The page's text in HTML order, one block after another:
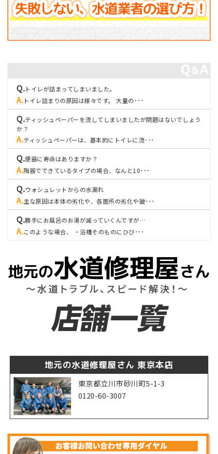
トイレが詰まってしまいました。
トイレ詰まりの原因は様々です。 大量の･･･
ティッシュペーパーを流してしまいましたが問題はないでしょう
か？
ティッシュペーパーは、基本的にトイレに流･･･
便器に寿命はありますか？
陶器でできているタイプの場合、なんと10･･･
ウォシュレットからの水漏れ
主な原因は本体の劣化や、各箇所の劣化や破･･･
勝手にお風呂のお湯が減っていくんですが…
このような場合、 ・浴槽そのものにひび･･･
地元の水道修理屋さん 東京本店
東京都立川市砂川町5-1-3
0120-60-3007